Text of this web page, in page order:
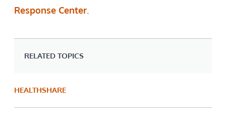
Response Center
RELATED TOPICS
HEALTHSHARE